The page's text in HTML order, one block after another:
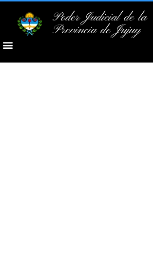
Poder Judicial de la
Provincia de Jujuy